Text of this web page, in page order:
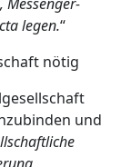
Messenger-
legen.“
nötig
und